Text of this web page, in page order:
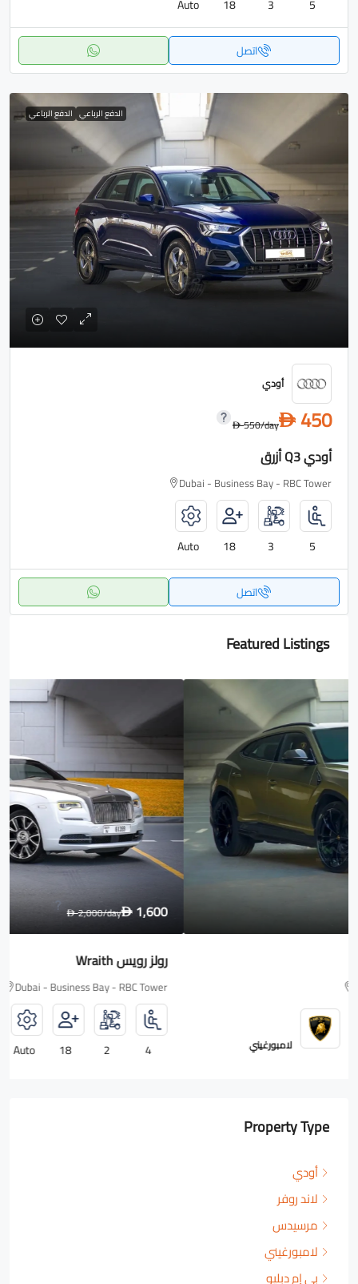
5
3
18
Auto
اتصل
الدفع الرباعي الدفع الرباعي
أودي
D 450
D550/day
أودي Q3 أزرق
Dubai - Business Bay - RBC Tower
5
3
18
Auto
اتصل
Featured Listings
D 1,600
4
2 رولزرويس
Property Type
أودي
لاند روفر
مرسيدس
لامبورغيني
بي إم دبليو